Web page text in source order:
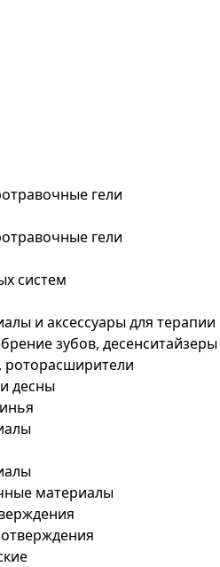
гели
гели
систем
и аксессуары для терапии
зубов, десенситайзеры
роторасширители
десны
материалы